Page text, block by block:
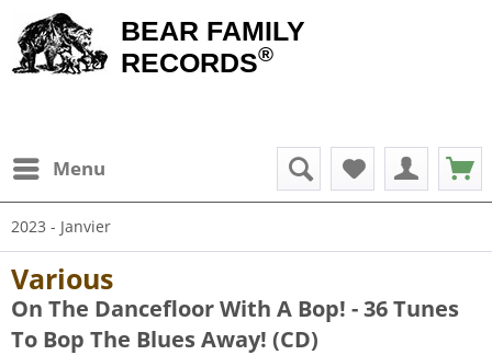
BEAR FAMILY
RECORDS®
Menu
2023 - Janvier
Various
On The Dancefloor With A Bop! - 36 Tunes
To Bop The Blues Away! (CD)